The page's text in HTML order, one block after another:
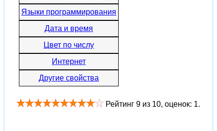
Языки программирования
Дата и время
Цвет по числу
Интернет
Другие свойства
Рейтинг 9 из 10, оценок: 1.